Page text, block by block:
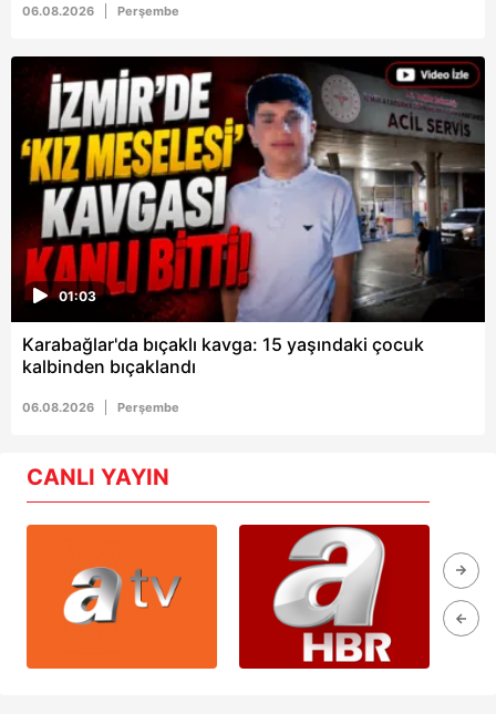
06.08.2026 Perşembe
01:03
Karabağlar'da bıçaklı kavga: 15 yaşındaki çocuk
kalbinden bıçaklandı
06.08.2026 Perşembe
CANLI YAYIN